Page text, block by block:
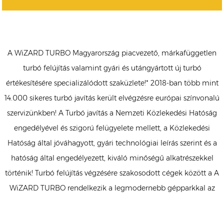
A WiZARD TURBO Magyarország piacvezető, márkafüggetlen
turbó felújítás valamint gyári és utángyártott új turbó
értékesítésére specializálódott szaküzlete!* 2018-ban több mint
14.000 sikeres turbó javítás került elvégzésre európai színvonalú
szervizünkben! A Turbó javítás a Nemzeti Közlekedési Hatóság
engedélyével és szigorú felügyelete mellett, a Közlekedési
Hatóság által jóváhagyott, gyári technológiai leírás szerint és a
hatóság által engedélyezett, kiváló minőségű alkatrészekkel
történik! Turbó felújítás végzésére szakosodott cégek között a A
WiZARD TURBO rendelkezik a legmodernebb gépparkkal az